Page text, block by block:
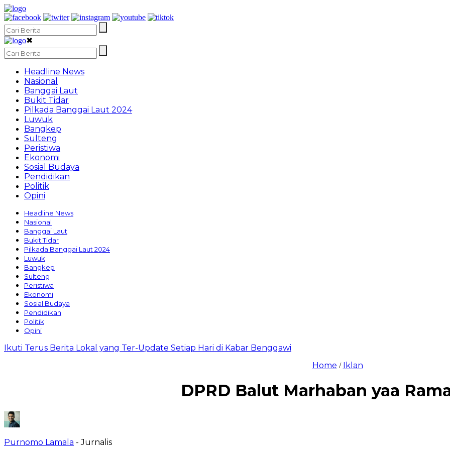
✖
Headline News
Nasional
Banggai Laut
Bukit Tidar
Pilkada Banggai Laut 2024
Luwuk
Bangkep
Sulteng
Peristiwa
Ekonomi
Sosial Budaya
Pendidikan
Politik
Opini
Headline News
Nasional
Banggai Laut
Bukit Tidar
Pilkada Banggai Laut 2024
Luwuk
Bangkep
Sulteng
Peristiwa
Ekonomi
Sosial Budaya
Pendidikan
Politik
Opini
Ikuti Terus Berita Lokal yang Ter-Update Setiap Hari di Kabar Benggawi
Home / Iklan
DPRD Balut Marhaban yaa
Purnomo Lamala - Jurnalis